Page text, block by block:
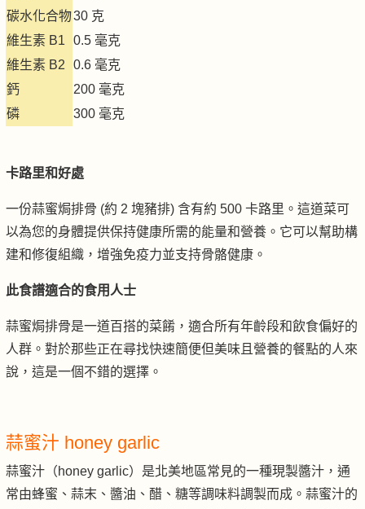
碳水化合物30 克
維生素 B1 0.5 毫克
維生素 B2
0.6 毫克
鈣
200 毫克
磷
300 毫克
卡路里和好處
一份蒜蜜焗排骨 (約 2 塊豬排) 含有約 500 卡路里。這道菜可
以為您的身體提供保持健康所需的能量和營養。它可以幫助構
建和修復組織，增強免疫力並支持骨骼健康。
此食譜適合的食用人士
蒜蜜焗排骨是一道百搭的菜餚，適合所有年齡段和飲食偏好的
人群。對於那些正在尋找快速簡便但美味且營養的餐點的人來
說，這是一個不錯的選擇。
蒜蜜汁 honey garlic
蒜蜜汁（honey garlic）是北美地區常見的一種現製醬汁，通
常由蜂蜜、蒜末、醬油、醋、糖等調味料調製而成。蒜蜜汁的